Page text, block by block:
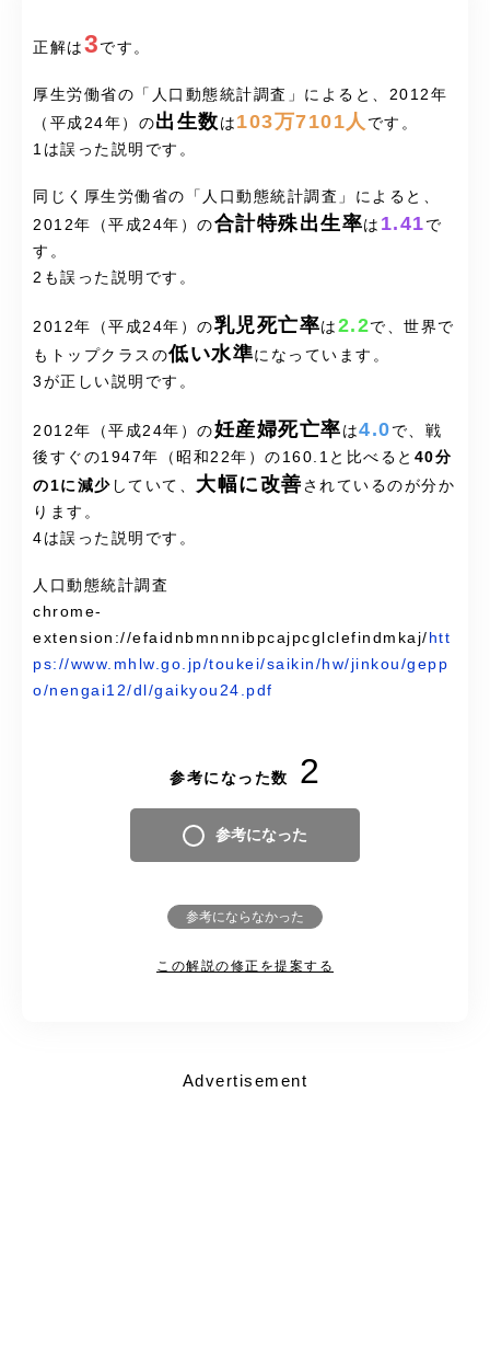
正解は 3 です。
厚生労働省の「人口動態統計調査」によると、2012年
（平成24年）の出生数 は 103万7101人 です。
1は誤った説明です。
同じく厚生労働省の「人口動態統計調査」によると、
2012年（平成24年）の合計特殊出生率は 1.41 で
す。
2も誤った説明です。
2012年（平成24年）の乳児死亡率は 2.2で、世界で
もトップクラスの低い水準になっています。
3が正しい説明です。
2012年（平成24年）の妊産婦死亡率 は4.0 で、戦
後すぐの1947年（昭和22年）の160.1と比べると 40分
の1に減少 していて、 大幅に改善 されているのが分か
ります。
4は誤った説明です。
人口動態統計調査
chrome-
extension://efaidnbmnnnibpcajpcglclefindmkaj/ htt
ps://www.mhlw.go.jp/toukei/saikin/hw/jinkou/gepp
o/nengai12/dl/gaikyou24.pdf
参考になった数 2
参考になった
参考にならなかった
この解説の修正を提案する
Advertisement